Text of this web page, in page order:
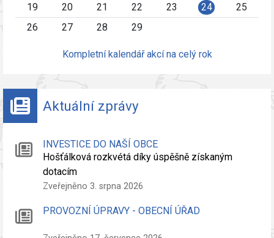
19
20 21 22 23 24
25
26
27 28 29
Kompletní kalendář akcí na celý rok
Aktuální zprávy
INVESTICE DO NAŠÍ OBCE
Hošťálková rozkvétá díky úspěšně získaným
dotacím
Zveřejněno 3. srpna 2026
PROVOZNÍ ÚPRAVY - OBECNÍ ÚŘAD